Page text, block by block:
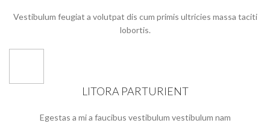
Vestibulum feugiat a volutpat dis cum primis ultricies massa taciti
lobortis.
LITORA PARTURIENT
Egestas a mi a faucibus vestibulum vestibulum nam